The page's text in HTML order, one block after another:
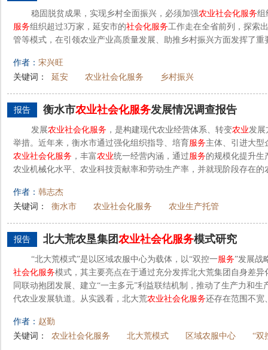
稳固脱贫成果，实现乡村全面振兴，必须加强农业社会化服务组
服务组织超过3万家，延安市的社会化服务工作走在全省前列，探索
管等模式，在引领农业产业高质量发展、助推乡村振兴方面发挥了
作者： 宋兴旺
关键词：
延安 农业社会化服务 乡村振兴
报告 衡水市农业社会化服务发展情况调查报告
发展农业社会化服务 ，是构建现代农业经营体系、转变农业发展
举措。近年来，衡水市通过强化组织指导、培育服务主体、引进大型
农业社会化服务 ，丰富农业统一经营内涵，通过服务的规模化提升生
农业机械化水平、农业科技贡献率和劳动生产率，并就现阶段存在
作者： 韩志杰
关键词：
衡水市 农业社会化服务 农业生产托管
报告 北大荒农垦集团农业社会化服务模式研究
“北大荒模式”是以区域农服中心为载体，以“双控一服务”发展战
社会化服务模式，其主要亮点在于通过充分发挥北大荒集团自身差
同联动抱团发展、建立“一主多元”利益联结机制，推动了生产力和
代农业发展轨道。从实践看，北大荒农业社会化服务还存在范围不宽
作者： 赵勤
关键词：
农业社会化服务 北大荒模式 区域农服中心 “双